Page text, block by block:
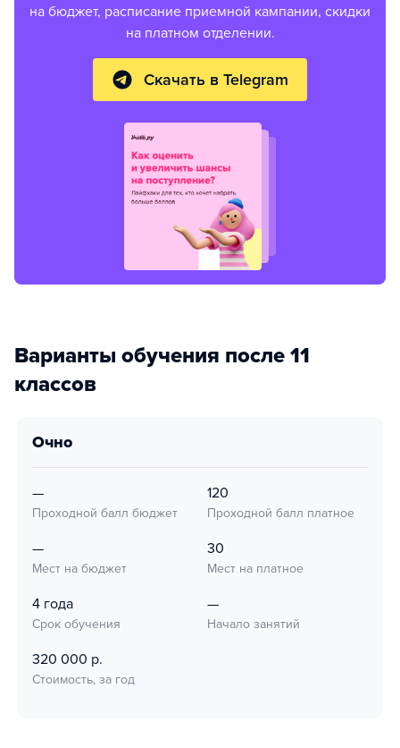
на бюджет, расписание приемной кампании, скидки
на платном отделении.
Скачать в Telegram
Варианты обучения после 11
классов
очно
—
Проходной балл бюджет
120
Проходной балл платное
—
Мест на бюджет
30
Мест на платное
4 года
Срок обучения
—
Начало занятий
320 000 р.
Стоимость, за год